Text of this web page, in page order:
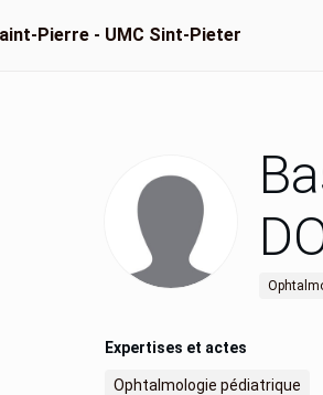
Pierre - UMC Sint-Pieter
Expertises et actes
Ophtalmologie pédiatrique